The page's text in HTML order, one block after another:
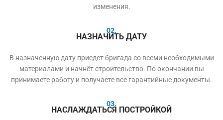
изменения.
02.
НАЗНАЧИТЬ ДАТУ
В назначенную дату приедет бригада со всеми необходимыми
материалами и начнёт строительство. По окончании вы
принимаете работу и получаете все гарантийные документы.
03.
НАСЛАЖДАТЬСЯ ПОСТРОЙКОЙ